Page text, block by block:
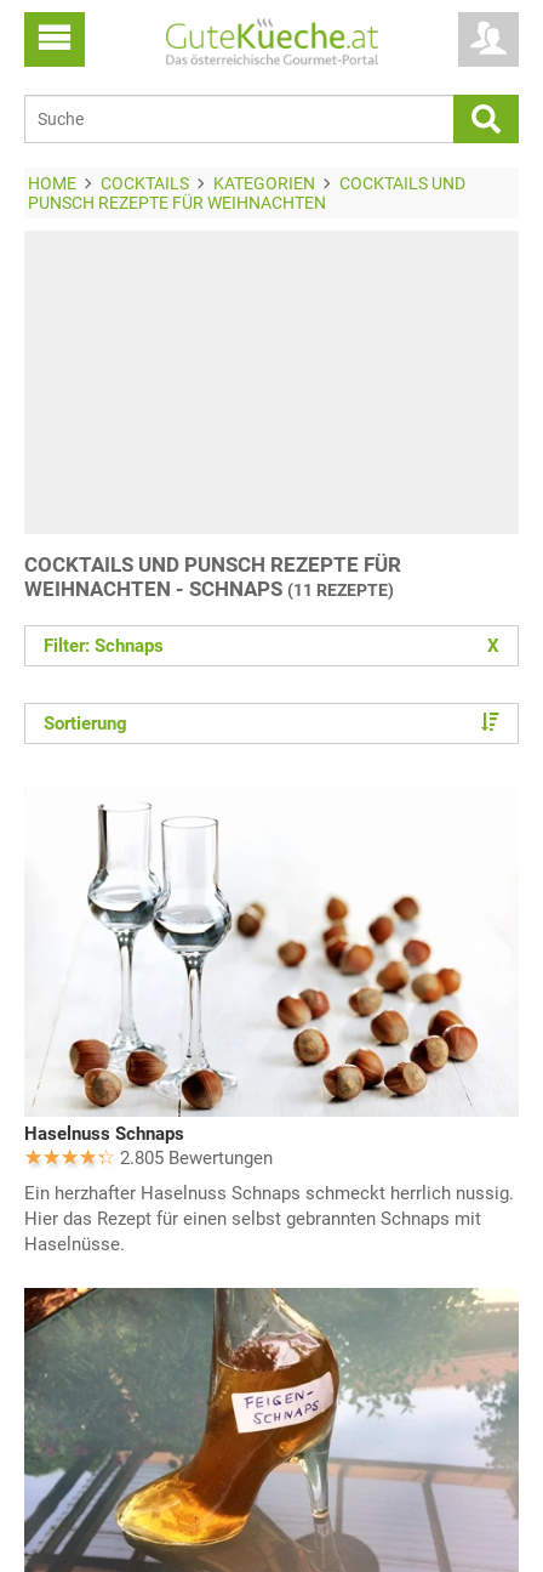
HOME COCKTAILS KATEGORIEN
COCKTAILS UND
PUNSCH REZEPTE FÜR WEIHNACHTEN
COCKTAILS UND PUNSCH REZEPTE FÜR
WEIHNACHTEN - SCHNAPS (11 REZEPTE)
Filter: Schnaps X
Sortierung
Haselnuss Schnaps
2.805 Bewertungen
Ein herzhafter Haselnuss Schnaps schmeckt herrlich nussig.
Hier das Rezept für einen selbst gebrannten Schnaps mit
Haselnüsse.